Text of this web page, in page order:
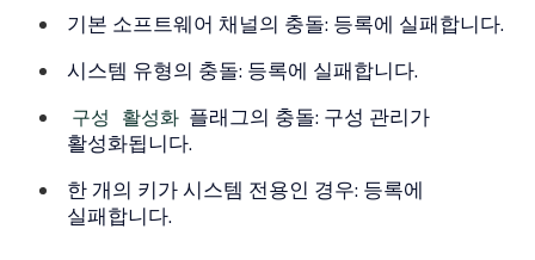
기본 소프트웨어 채널의 충돌: 등록에 실패합니다.
시스템 유형의 충돌: 등록에 실패합니다.
구성 활성화 플래그의 충돌: 구성 관리가
활성화됩니다.
한 개의 키가 시스템 전용인 경우: 등록에
실패합니다.